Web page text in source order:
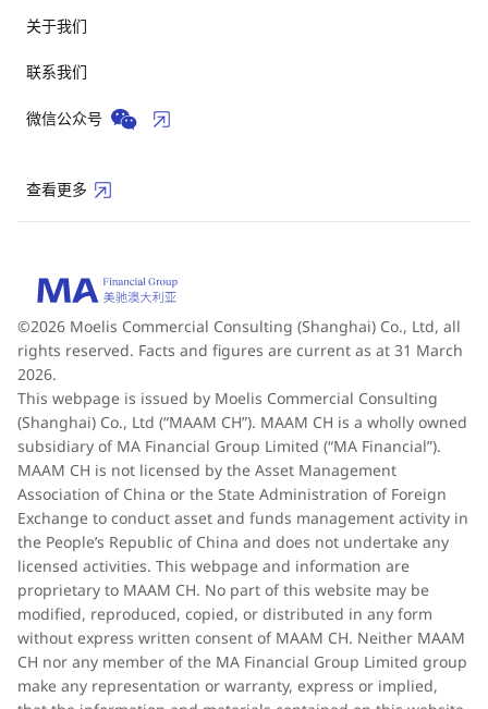
关于我们
联系我们
微信公众号
查看更多
©2026 Moelis Commercial Consulting (Shanghai) Co., Ltd, all
rights reserved. Facts and figures are current as at 31 March
2026.
This webpage is issued by Moelis Commercial Consulting
(Shanghai) Co., Ltd (“MAAM CH”). MAAM CH is a wholly owned
subsidiary of MA Financial Group Limited (“MA Financial”).
MAAM CH is not licensed by the Asset Management
Association of China or the State Administration of Foreign
Exchange to conduct asset and funds management activity in
the People’s Republic of China and does not undertake any
licensed activities. This webpage and information are
proprietary to MAAM CH. No part of this website may be
modified, reproduced, copied, or distributed in any form
without express written consent of MAAM CH. Neither MAAM
CH nor any member of the MA Financial Group Limited group
make any representation or warranty, express or implied,